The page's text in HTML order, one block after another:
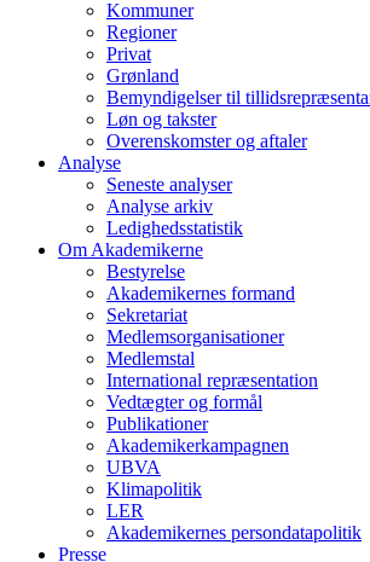
Kommuner
Regioner
Privat
Grønland
Bemyndigelser til
Løn og takster
Overenskomster og aftaler
Analyse
Seneste analyser
Analyse arkiv
Ledighedsstatistik
Om Akademikerne
Bestyrelse
Akademikernes formand
Sekretariat
Medlemsorganisationer
Medlemstal
International repræsentation
Vedtægter og formål
Publikationer
Akademikerkampagnen
UBVA
Klimapolitik
LER
Akademikernes persondatapolitik
Presse